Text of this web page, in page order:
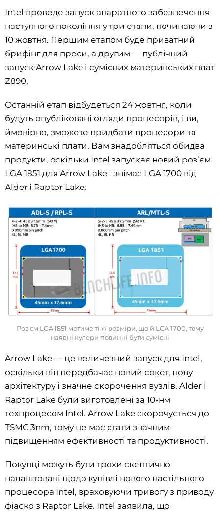
Intel проведе запуск апаратного забезпечення
наступного покоління у три етапи, починаючи з
10 жовтня. Першим етапом буде приватний
брифінг для преси, а другим — публічний
запуск Arrow Lake і сумісних материнських плат
Z890.
Останній етап відбудеться 24 жовтня, коли
будуть опубліковані огляди процесорів, і ви,
ймовірно, зможете придбати процесори та
материнські плати. Вам знадобляться обидва
продукти, оскільки Intel запускає новий роз’єм
LGA 1851 для Arrow Lake і знімає LGA 1700 від
Alder і Raptor Lake.
Роз’єм LGA 1851 матиме ті ж розміри, що й LGA 1700, тому
наявні кулери повинні бути сумісні
Arrow Lake — це величезний запуск для Intel,
оскільки він передбачає новий сокет, нову
архітектуру і значне скорочення вузлів. Alder і
Raptor Lake були виготовлені за 10-нм
техпроцесом Intel. Arrow Lake скорочується до
TSMC 3nm, тому це має стати значним
підвищенням ефективності та продуктивності.
Покупці можуть бути трохи скептично
налаштовані щодо купівлі нового настільного
процесора Intel, враховуючи тривогу з приводу
фіаско з Raptor Lake. Intel заявила, що